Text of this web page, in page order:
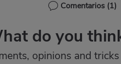
Comentarios (1)
do you
opinions and